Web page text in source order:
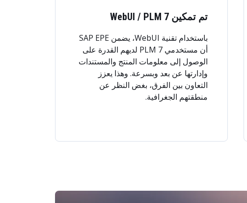
تم تمكين WebUI / PLM 7
باستخدام تقنية WebUI، يضمن SAP EPE
أن مستخدمي PLM 7 لديهم القدرة على
الوصول إلى معلومات المنتج والمستندات
وإدارتها عن بعد وبسرعة. وهذا يعزز
التعاون بين الفرق، بغض النظر عن
منطقتهم الجغرافية.